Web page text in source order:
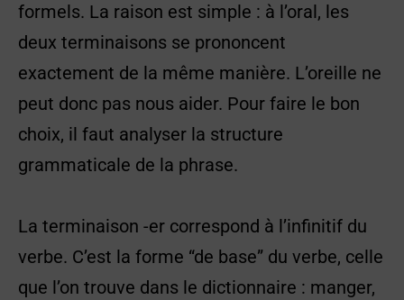
formels. La raison est simple : à l’oral, les
deux terminaisons se prononcent
exactement de la même manière. L’oreille ne
peut donc pas nous aider. Pour faire le bon
choix, il faut analyser la structure
grammaticale de la phrase.
La terminaison -er correspond à l’infinitif du
verbe. C’est la forme “de base” du verbe, celle
que l’on trouve dans le dictionnaire : manger,